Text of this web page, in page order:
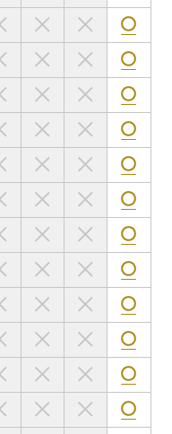
会議室
天井高3.5ｍ以上
喫煙所あり
控室あり
裏導線あり
専有回線(NURO)あり
株主総会・IR